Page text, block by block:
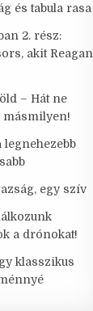
és tabula rasa
2. rész:
akit Reagan
– Hát ne
másmilyen!
legnehezebb
egy szív
a drónokat!
klasszikus